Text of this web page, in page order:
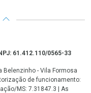
61.412.110/0565-33
Belenzinho - Vila Formosa
de funcionamento:
MS: 7.31847.3 | As